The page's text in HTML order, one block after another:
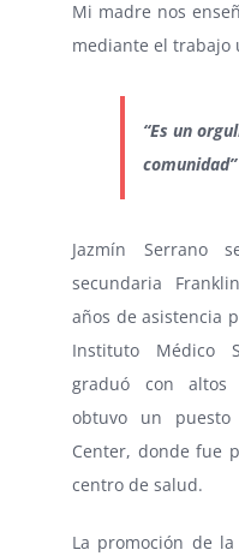
Mi madre nos
mediante el trabajo
“Es un
comunidad”
Jazmín Serrano
secundaria
años de asistencia
Instituto Médico
graduó con altos
obtuvo un
Center, donde fue
centro de salud.
La promoción de